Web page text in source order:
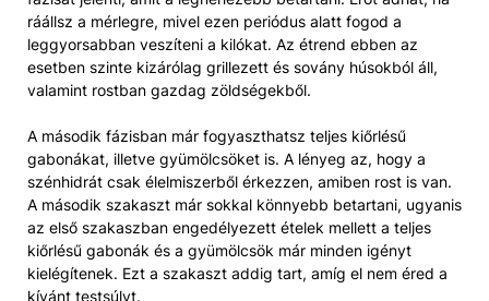
ráállsz a mérlegre, mivel ezen periódus alatt fogod a
leggyorsabban veszíteni a kilókat. Az étrend ebben az
esetben szinte kizárólag grillezett és sovány húsokból áll,
valamint rostban gazdag zöldségekből.
A második fázisban már fogyaszthatsz teljes kiőrlésű
gabonákat, illetve gyümölcsöket is. A lényeg az, hogy a
szénhidrát csak élelmiszerből érkezzen, amiben rost is van.
A második szakaszt már sokkal könnyebb betartani, ugyanis
az első szakaszban engedélyezett ételek mellett a teljes
kiőrlésű gabonák és a gyümölcsök már minden igényt
kielégítenek. Ezt a szakaszt addig tart, amíg el nem éred a
kívánt testsúlyt.